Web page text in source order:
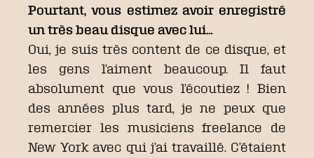
Pourtant, vous estimez avoir enregistré
un très beau disque avec lui…
Oui, je suis très content de ce disque, et
les gens l’aiment beaucoup. Il faut
absolument que vous l’écoutiez ! Bien
des années plus tard, je ne peux que
remercier les musiciens freelance de
New York avec qui j’ai travaillé. C’étaient